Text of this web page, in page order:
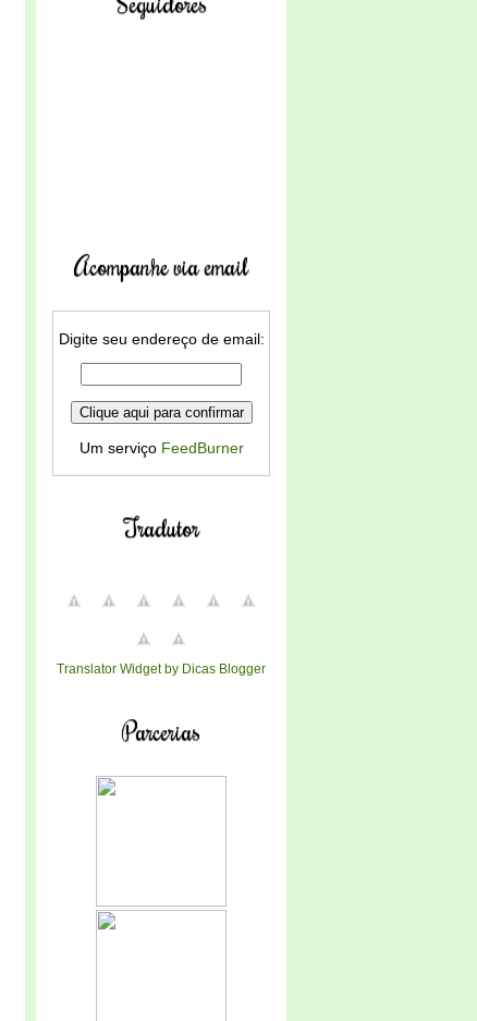
Acompanhe via email
Digite seu endereço de email:
Um serviço FeedBurner
Tradutor
Translator Widget by Dicas Blogger
Parcerias